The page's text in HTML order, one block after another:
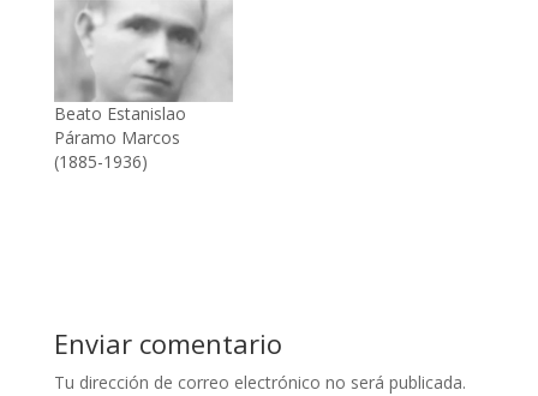
Beato Estanislao
Páramo Marcos
(1885-1936)
Enviar comentario
Tu dirección de correo electrónico no será publicada.